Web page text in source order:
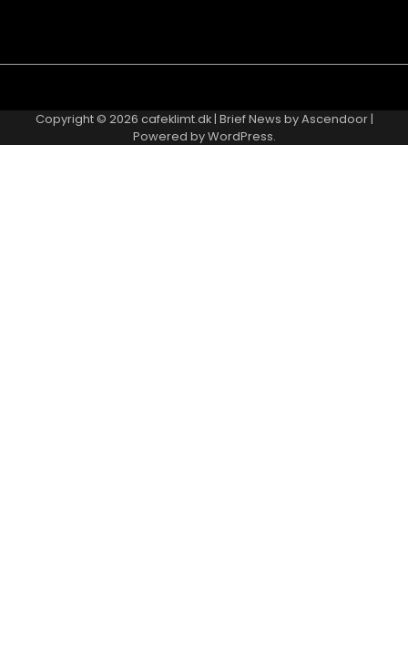
Us
Us
Policy
Policy
and
Conditions
Copyright © 2026 cafeklimt.dk| Brief News byAscendoor|
Powered byWordPress.